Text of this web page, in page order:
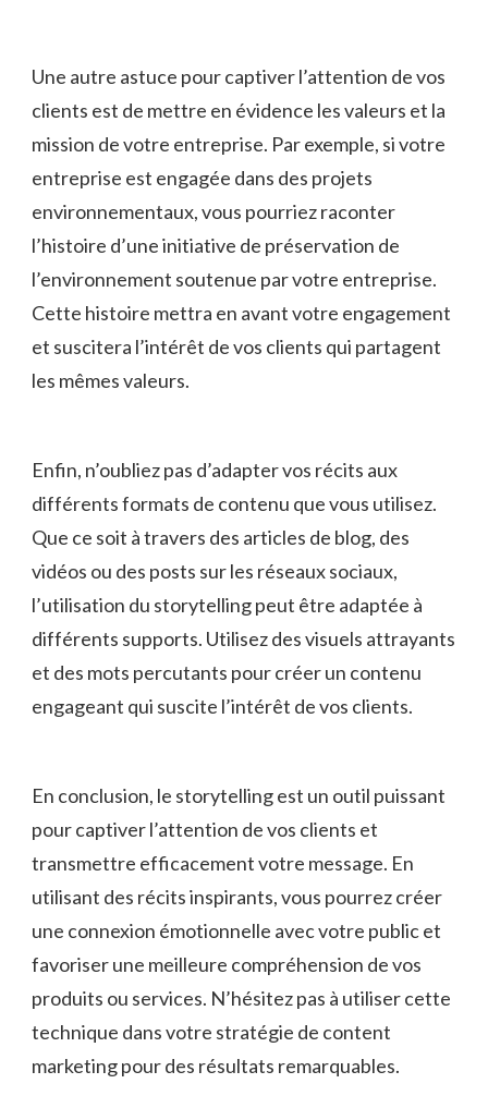
Une autre astuce pour captiver l’attention de⁣ vos
clients est de mettre⁣ en évidence les ⁤valeurs et la
mission de votre entreprise. Par exemple,‍ si votre‌
entreprise est‌ engagée dans des ‌projets
environnementaux, vous pourriez raconter
l’histoire d’une initiative de préservation de
l’environnement⁤ soutenue par votre entreprise.
Cette histoire mettra en avant votre engagement
et suscitera l’intérêt de vos clients qui partagent
les​ mêmes valeurs.
Enfin, n’oubliez pas d’adapter vos récits aux
différents formats de contenu que ‍vous utilisez.⁣
Que ce soit à travers des articles de blog, des
vidéos ou des posts sur les réseaux sociaux,
l’utilisation du storytelling peut être adaptée ‍à
différents​ supports. Utilisez des visuels attrayants
et des mots percutants‍ pour créer un ⁣contenu
engageant qui suscite l’intérêt⁢ de vos clients.
En conclusion, le‌ storytelling est un outil puissant
pour ⁤captiver l’attention de vos clients et
transmettre⁢ efficacement votre message. En
utilisant⁤ des récits inspirants, vous pourrez créer‌
une connexion émotionnelle avec votre‍ public et
favoriser une meilleure compréhension de vos
produits ⁢ou services. ‍N’hésitez⁤ pas à utiliser⁣ cette
technique dans ⁣votre stratégie de⁣ content
marketing pour des résultats remarquables.